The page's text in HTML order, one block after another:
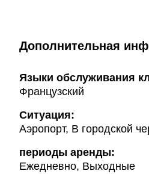
Дополнительная
Языки обслуживания
Французский
Ситуация:
Аэропорт, В городской
периоды аренды:
Ежедневно, Выходные